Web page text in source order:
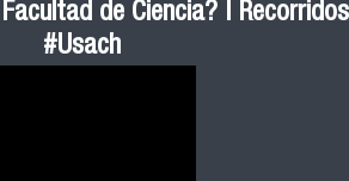
de Ciencia? | Recorridos
#Usach